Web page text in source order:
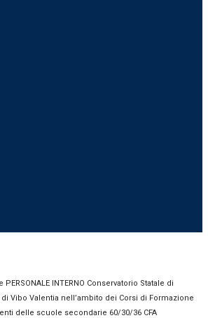
INTERNO Conservatorio Statale di
Vibo Valentia nell’ambito dei Corsi di Formazione
delle scuole secondarie 60/30/36 CFA